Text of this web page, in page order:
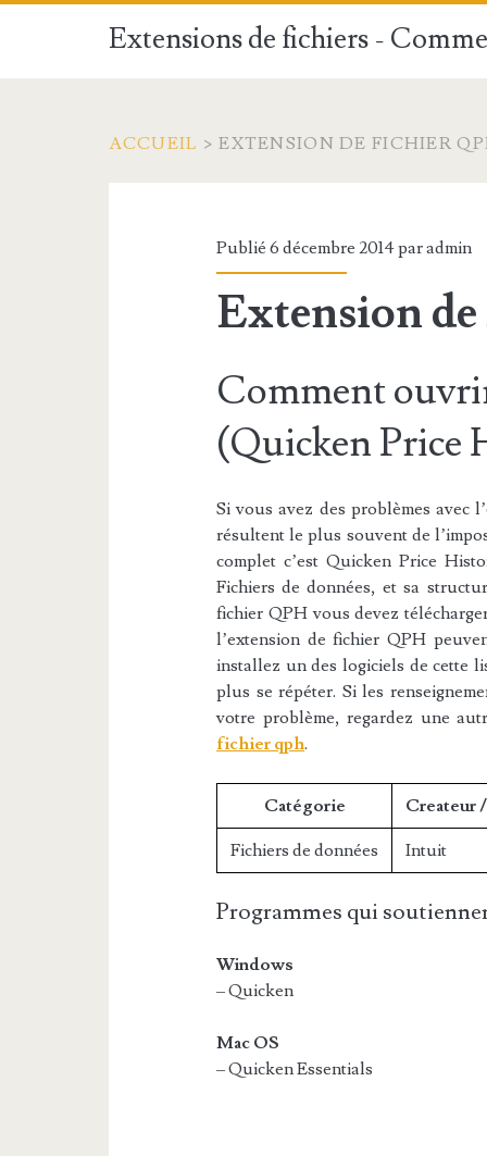
Extensions de fichiers -
ACCUEIL > EXTENSION DE FICHIER
Publié 6 décembre 2014 paradmin
Extension
Comment
(Quicken Price
Si vous avez des problèmes avec
résultent le plus souvent de
complet c’est Quicken Price
Fichiers de données, et sa
fichier QPH vous devez
l’extension de fichier QPH
installez un des logiciels de cette
plus se répéter. Si les
votre problème, regardez une
fichier qph.
Catégorie Createur
Fichiers de données Intuit
Programmes qui
Windows
– Quicken
Mac OS
– Quicken Essentials